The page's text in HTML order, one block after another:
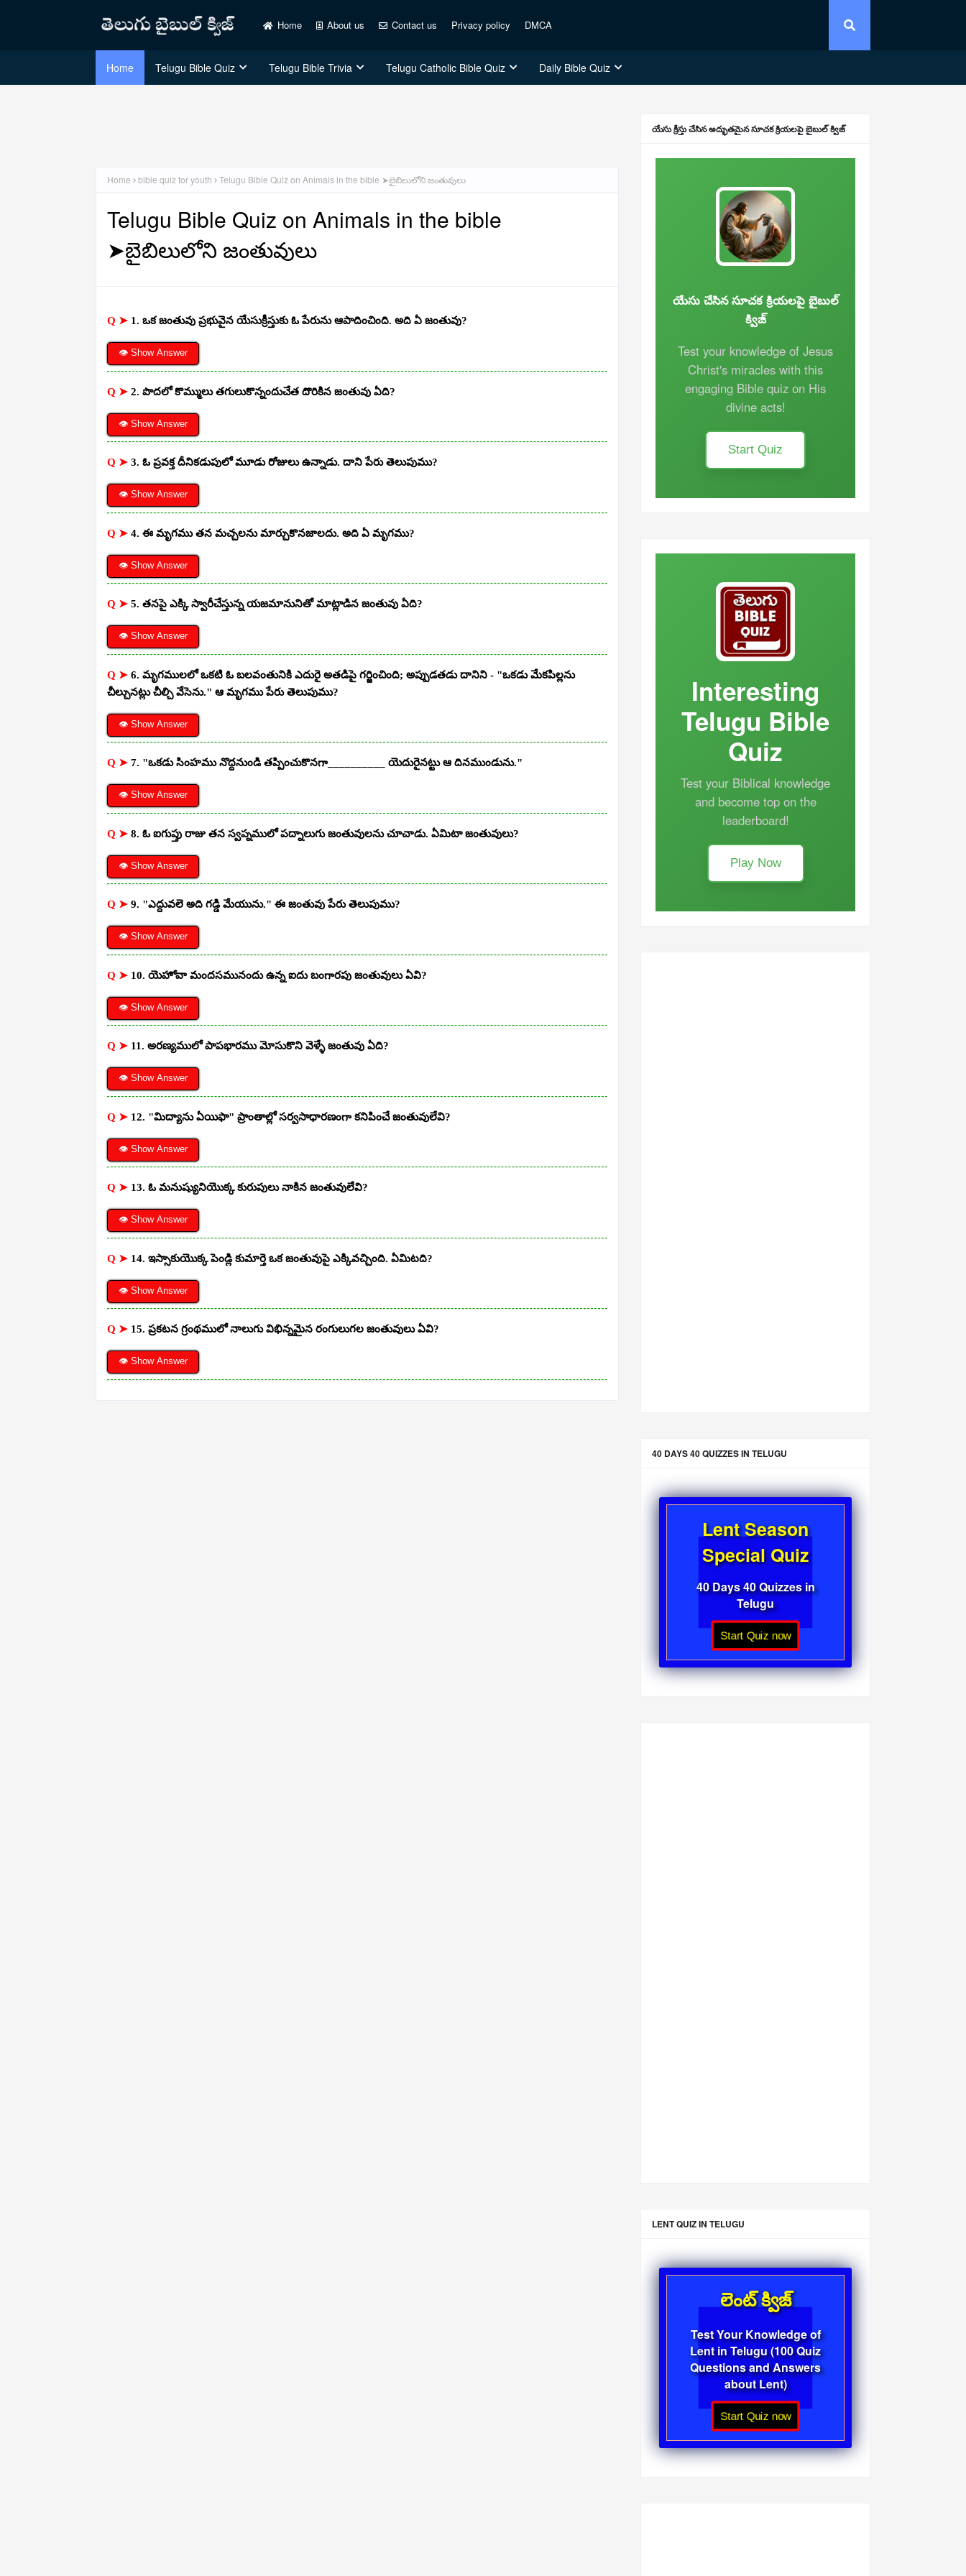
Home About us Contact us Privacy policy DMCA
Home Telugu Bible Quiz Telugu Bible Trivia Telugu Catholic Bible Quiz Daily Bible Quiz
Home bible quiz for youth Telugu Bible Quiz on Animals in the bible ➤బైబిలులోని జంతువులు
Telugu Bible Quiz on Animals in the bible
➤బైబిలులోని జంతువులు
Q ➤ 1. ఒక జంతువు ప్రభువైన యేసుక్రీస్తుకు ఓ పేరును ఆపాదించింది. అది ఏ జంతువు?
👁 Show Answer
Q ➤ 2. పొదలో కొమ్ములు తగులుకొన్నందుచేత దొరికిన జంతువు ఏది?
👁 Show Answer
Q ➤ 3. ఓ ప్రవక్త దీనికడుపులో మూడు రోజులు ఉన్నాడు. దాని పేరు తెలుపుము?
👁 Show Answer
Q ➤ 4. ఈ మృగము తన మచ్చలను మార్చుకొనజాలదు. అది ఏ మృగము?
👁 Show Answer
Q ➤ 5. తనపై ఎక్కి స్వారీచేస్తున్న యజమానునితో మాట్లాడిన జంతువు ఏది?
👁 Show Answer
Q ➤ 6. మృగములలో ఒకటి ఓ బలవంతునికి ఎదురై అతడిపై గర్జించింది; అప్పుడతడు దానిని - "ఒకడు మేకపిల్లను
చీల్చునట్లు చీల్చి వేసెను." ఆ మృగము పేరు తెలుపుము?
👁 Show Answer
Q ➤ 7. "ఒకడు సింహము నొద్దనుండి తప్పించుకొనగా__________ యెదురైనట్టు ఆ దినముండును."
👁 Show Answer
Q ➤ 8. ఓ ఐగుప్తు రాజు తన స్వప్నములో పద్నాలుగు జంతువులను చూచాడు. ఏమిటా జంతువులు?
👁 Show Answer
Q ➤ 9. "ఎద్దువలె అది గడ్డి మేయును." ఈ జంతువు పేరు తెలుపుము?
👁 Show Answer
Q ➤ 10. యెహోవా మందసమునందు ఉన్న ఐదు బంగారపు జంతువులు ఏవి?
👁 Show Answer
Q ➤ 11. అరణ్యములో పాపభారము మోసుకొని వెళ్ళే జంతువు ఏది?
👁 Show Answer
Q ➤ 12. "మిద్యాను ఏయిఫా" ప్రాంతాల్లో సర్వసాధారణంగా కనిపించే జంతువులేవి?
👁 Show Answer
Q ➤ 13. ఓ మనుష్యునియొక్క కురుపులు నాకిన జంతువులేవి?
👁 Show Answer
Q ➤ 14. ఇస్సాకుయొక్క పెండ్లి కుమార్తె ఒక జంతువుపై ఎక్కివచ్చింది. ఏమిటది?
👁 Show Answer
Q ➤ 15. ప్రకటన గ్రంథములో నాలుగు విభిన్నమైన రంగులుగల జంతువులు ఏవి?
👁 Show Answer
యేసు క్రీస్తు చేసిన అద్భుతమైన సూచక క్రియలపై బైబుల్ క్విజ్
యేసు చేసిన సూచక క్రియలపై బైబుల్
క్విజ్
Test your knowledge of Jesus
Christ's miracles with this
engaging Bible quiz on His
divine acts!
Start Quiz
Interesting
Telugu Bible
Quiz
Test your Biblical knowledge
and become top on the
leaderboard!
Play Now
40 DAYS 40 QUIZZES IN TELUGU
Lent Season
Special Quiz
40 Days 40 Quizzes in
Telugu
Start Quiz now
LENT QUIZ IN TELUGU
లెంట్ క్విజ్
Test Your Knowledge of
Lent in Telugu (100 Quiz
Questions and Answers
about Lent)
Start Quiz now